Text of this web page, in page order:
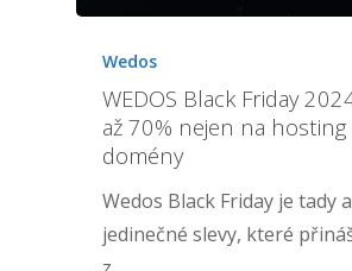
Wedos
WEDOS Black Friday
až 70% nejen na hosting
domény
Wedos Black Friday je tady
jedinečné slevy, které